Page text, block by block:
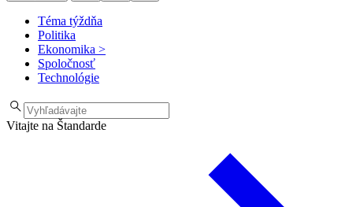
Téma týždňa
Politika
Ekonomika >
Spoločnosť
Technológie
Vitajte na Štandarde